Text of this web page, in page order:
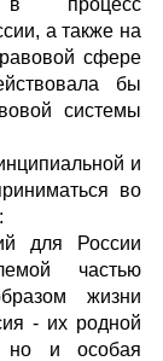
в процесс
а также на
сфере
бы
системы
и
во
для России
частью
жизни
- их родной
но и особая